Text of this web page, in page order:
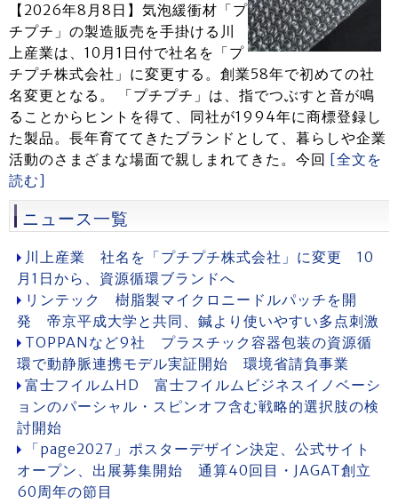
【2026年8月8日】気泡緩衝材「プ
チプチ」の製造販売を手掛ける川
上産業は、10月1日付で社名を「プ
チプチ株式会社」に変更する。創業58年で初めての社
名変更となる。 「プチプチ」は、指でつぶすと音が鳴
ることからヒントを得て、同社が1994年に商標登録し
た製品。長年育ててきたブランドとして、暮らしや企業
活動のさまざまな場面で親しまれてきた。今回 [全文を
読む]
ニュース一覧
川上産業 社名を「プチプチ株式会社」に変更 10
月1日から、資源循環ブランドへ
リンテック 樹脂製マイクロニードルパッチを開
発 帝京平成大学と共同、鍼より使いやすい多点刺激
TOPPANなど9社 プラスチック容器包装の資源循
環で動静脈連携モデル実証開始 環境省請負事業
富士フイルムHD 富士フイルムビジネスイノベーシ
ョンのパーシャル・スピンオフ含む戦略的選択肢の検
討開始
「page2027」ポスターデザイン決定、公式サイト
オープン、出展募集開始 通算40回目・JAGAT創立
60周年の節目